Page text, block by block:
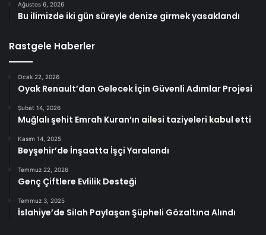
Ağustos 6, 2026
Bu ilimizde iki gün süreyle denize girmek yasaklandı
Rastgele Haberler
Ocak 22, 2026
Oyak Renault’dan Gelecek İçin Güvenli Adımlar Projesi
Şubat 14, 2026
Muğlalı şehit Emrah Kuran’ın ailesi taziyeleri kabul etti
Kasım 14, 2025
Beyşehir’de İnşaatta İşçi Yaralandı
Temmuz 22, 2026
Genç Çiftlere Evlilik Desteği
Temmuz 3, 2025
İslahiye’de Silah Paylaşan Şüpheli Gözaltına Alındı